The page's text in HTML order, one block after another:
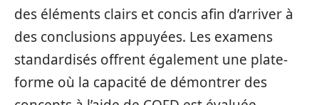
des éléments clairs et concis afin d’arriver à
des conclusions appuyées. Les examens
standardisés offrent également une plate-
forme où la capacité de démontrer des